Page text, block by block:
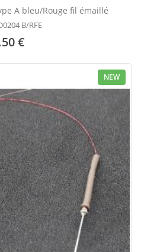
A bleu/Rouge fil émaillé
B/RFE
€
NEW